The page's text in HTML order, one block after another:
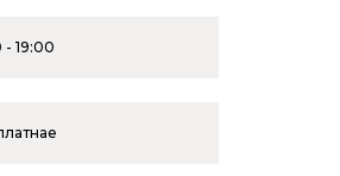
- 19:00